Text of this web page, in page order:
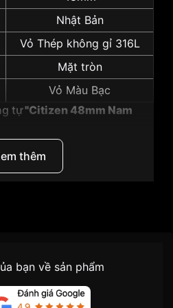
Nhật Bản
Vỏ Thép không gỉ 316L
Mặt tròn
Vỏ Màu Bạc
tự"Citizen 48mm Nam
thêm
tiện lợi –
bạn về sản phẩm